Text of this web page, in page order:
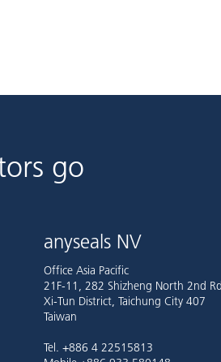
go
anyseals NV
Office Asia Pacific
21F-11, 282 Shizheng North 2nd
Xi-Tun District, Taichung City 407
Taiwan
Tel. +886 4 22515813